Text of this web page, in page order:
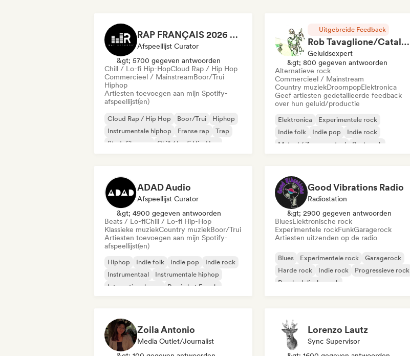
RAP FRANÇAIS 2026 🔥🇫🇷 (Way Records)
Afspeellijst Curator
&gt; 5700 gegeven antwoorden
Chill / Lo-fi Hip-HopCloud Rap / Hip Hop
Commercieel / MainstreamBoor/Trui
Hiphop
Artiesten toevoegen aan mijn Spotify-
afspeellijst(en)
Cloud Rap / Hip Hop Boor/Trui
Hiphop
Instrumentale hiphop
Franse rap
Trap
Stedelijke pop
Chill / Lo-fi Hip-Hop
Uitgebreide Feedback
Rob Tavaglione/Catalyst Recording
Geluidsexpert
&gt; 800 gegeven antwoorden
Alternatieve rock
Commercieel / Mainstream
Country muziekDroompopElektronica
Geef artiesten gedetailleerde feedback
over hun geluid/productie
Elektronica
Experimentele rock
Indie folk
Indie pop
Indie rock
Metaal / Zwaar metaal
Post punk
ADAD Audio
Afspeellijst Curator
&gt; 4900 gegeven antwoorden
Beats / Lo-fiChill / Lo-fi Hip-Hop
Klassieke muziekCountry muziekBoor/Trui
Artiesten toevoegen aan mijn Spotify-
afspeellijst(en)
Hiphop Indie folk Indie pop
Indie rock
Instrumentaal
Instrumentale hiphop
Internationale rap
Rap in het Engels
Good Vibrations Radio
Radiostation
&gt; 2900 gegeven antwoorden
BluesElektronische rock
Experimentele rockFunkGaragerock
Artiesten uitzenden op de radio
Blues Experimentele rock
Garagerock
Harde rock
Indie rock
Progressieve rock
Psychedelische rock
Zoila Antonio
Media Outlet/Journalist
Lorenzo Lautz
Sync Supervisor